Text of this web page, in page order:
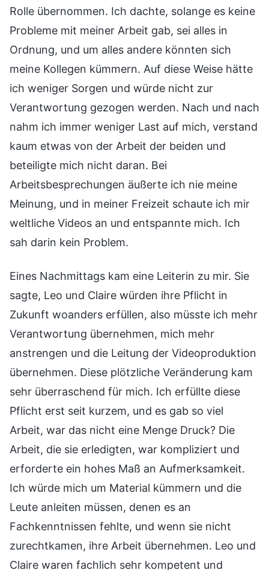
Rolle übernommen. Ich dachte, solange es keine
Probleme mit meiner Arbeit gab, sei alles in
Ordnung, und um alles andere könnten sich
meine Kollegen kümmern. Auf diese Weise hätte
ich weniger Sorgen und würde nicht zur
Verantwortung gezogen werden. Nach und nach
nahm ich immer weniger Last auf mich, verstand
kaum etwas von der Arbeit der beiden und
beteiligte mich nicht daran. Bei
Arbeitsbesprechungen äußerte ich nie meine
Meinung, und in meiner Freizeit schaute ich mir
weltliche Videos an und entspannte mich. Ich
sah darin kein Problem.
Eines Nachmittags kam eine Leiterin zu mir. Sie
sagte, Leo und Claire würden ihre Pflicht in
Zukunft woanders erfüllen, also müsste ich mehr
Verantwortung übernehmen, mich mehr
anstrengen und die Leitung der Videoproduktion
übernehmen. Diese plötzliche Veränderung kam
sehr überraschend für mich. Ich erfüllte diese
Pflicht erst seit kurzem, und es gab so viel
Arbeit, war das nicht eine Menge Druck? Die
Arbeit, die sie erledigten, war kompliziert und
erforderte ein hohes Maß an Aufmerksamkeit.
Ich würde mich um Material kümmern und die
Leute anleiten müssen, denen es an
Fachkenntnissen fehlte, und wenn sie nicht
zurechtkamen, ihre Arbeit übernehmen. Leo und
Claire waren fachlich sehr kompetent und